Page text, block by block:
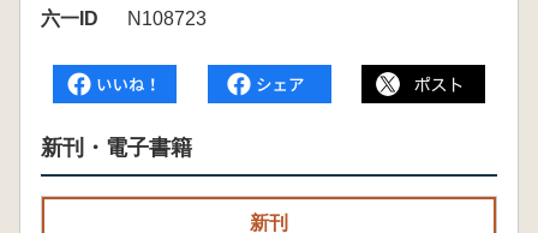
六一ID
N108723
新刊・電子書籍
新刊